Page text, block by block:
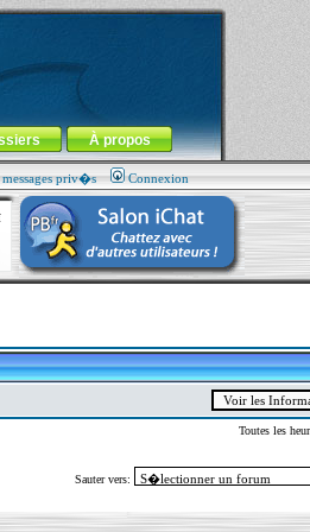
À propos
priv�s Connexion
Toutes les
Sauter vers: